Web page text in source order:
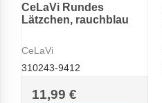
CeLaVi Rundes
Lätzchen, rauchblau
CeLaVi
310243-9412
11,99 €